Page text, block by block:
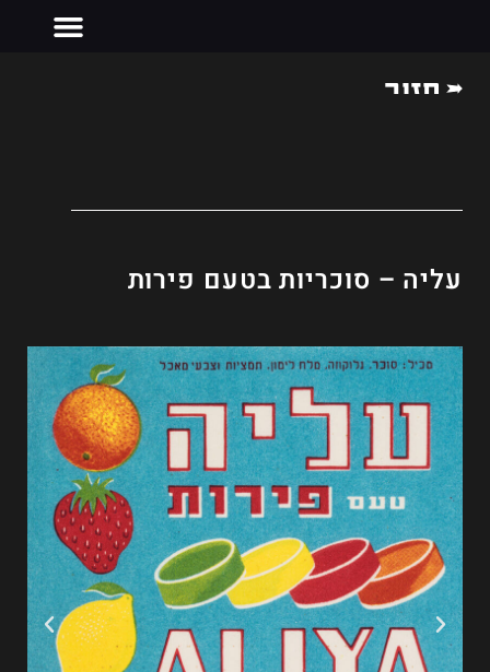
חזור
עליה – סוכריות בטעם פירות